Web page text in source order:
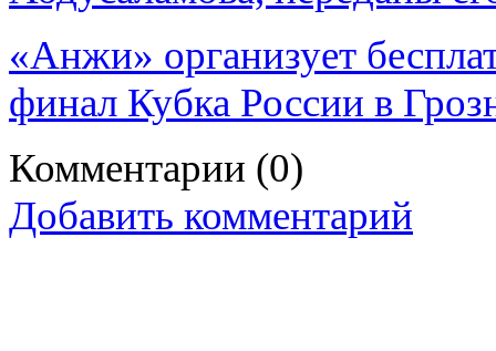
«Анжи» организует
финал Кубка России в
Комментарии (0)
Добавить комментарий